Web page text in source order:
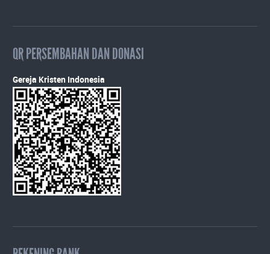
QR PERSEMBAHAN DAN DONASI
Gereja Kristen Indonesia